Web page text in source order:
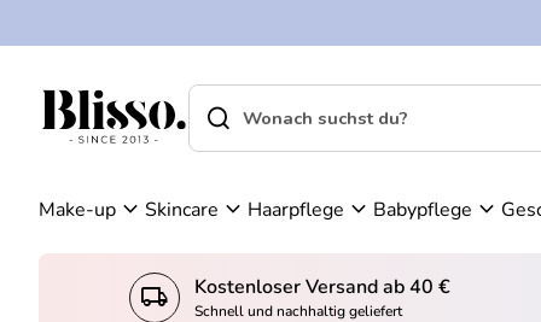
Startseite
K
W
en
ko
se
shopping_cart
Startseite
Suche"
search
Make-up expand_more Skincare expand_more Haarpflege expand_more Babypflege expand_more
local_shipping Kostenloser Versand ab 40 €
Schnell und nachhaltig geliefert